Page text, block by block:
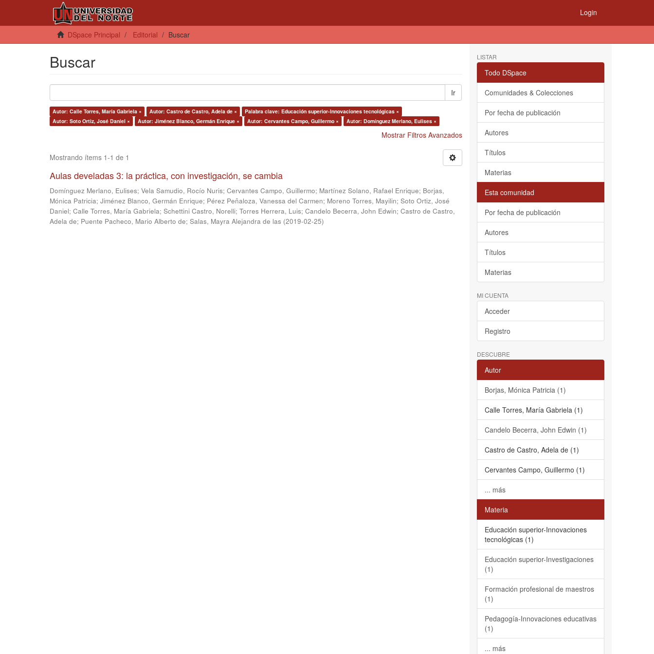
Login
DSpace Principal Editorial Buscar
Buscar
Ir
Autor: Calle Torres, María Gabriela × Autor: Castro de Castro, Adela de ×
Palabra clave: Educación superior-Innovaciones tecnológicas ×
Autor: Soto Ortiz, José Daniel ×
Autor: Jiménez Blanco, Germán Enrique × Autor: Cervantes Campo, Guillermo × Autor: Domínguez Merlano, Eulises ×
Mostrar Filtros Avanzados
Mostrando ítems 1-1 de 1
Aulas develadas 3: la práctica, con investigación, se cambia
Domínguez Merlano, Eulises; Vela Samudio, Rocío Nuris; Cervantes Campo, Guillermo; Martínez Solano, Rafael Enrique; Borjas,
Mónica Patricia; Jiménez Blanco, Germán Enrique; Pérez Peñaloza, Vanessa del Carmen; Moreno Torres, Mayilin; Soto Ortiz, José
Daniel; Calle Torres, María Gabriela; Schettini Castro, Norelli; Torres Herrera, Luis; Candelo Becerra, John Edwin; Castro de Castro,
Adela de; Puente Pacheco, Mario Alberto de; Salas, Mayra Alejandra de las (2019-02-25)
LISTAR
Todo DSpace
Comunidades & Colecciones
Por fecha de publicación
Autores
Títulos
Materias
Esta comunidad
Por fecha de publicación
Autores
Títulos
Materias
MI CUENTA
Acceder
Registro
DESCUBRE
Autor
Borjas, Mónica Patricia (1)
Calle Torres, María Gabriela (1)
Candelo Becerra, John Edwin (1)
Castro de Castro, Adela de (1)
Cervantes Campo, Guillermo (1)
... más
Materia
Educación superior-Innovaciones
tecnológicas (1)
Educación superior-Investigaciones
(1)
Formación profesional de maestros
(1)
Pedagogía-Innovaciones educativas
(1)
... más